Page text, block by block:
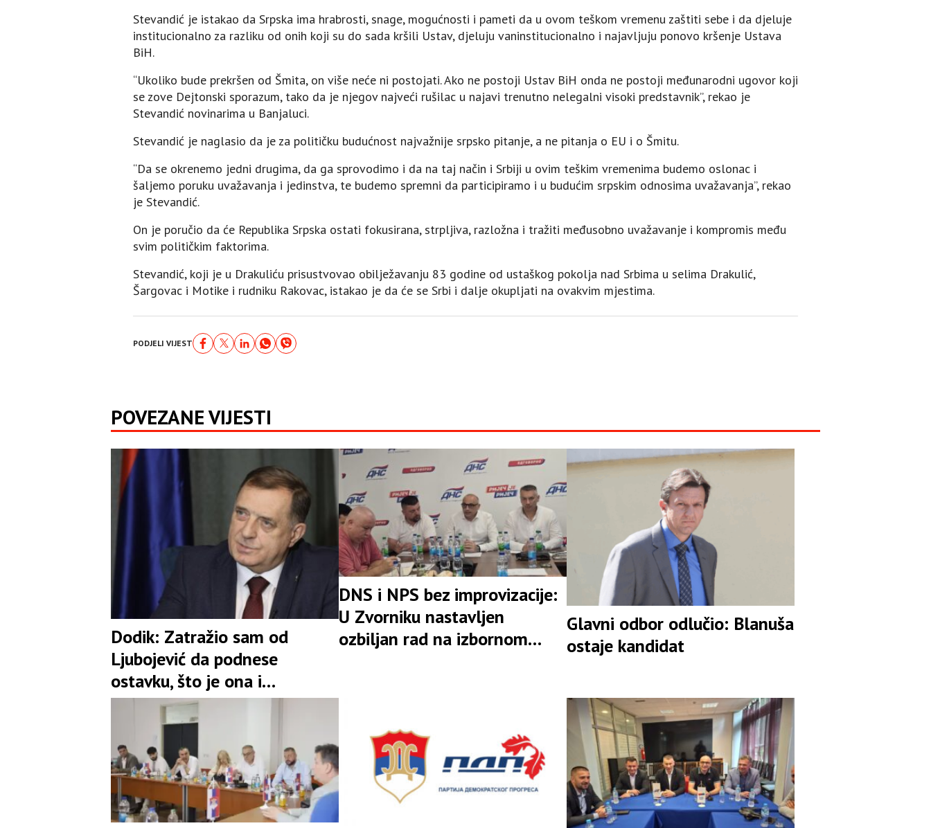
Stevandić je istakao da Srpska ima hrabrosti, snage, mogućnosti i pameti da u ovom teškom vremenu zaštiti sebe i da djeluje
institucionalno za razliku od onih koji su do sada kršili Ustav, djeluju vaninstitucionalno i najavljuju ponovo kršenje Ustava
BiH.
“Ukoliko bude prekršen od Šmita, on više neće ni postojati. Ako ne postoji Ustav BiH onda ne postoji međunarodni ugovor koji
se zove Dejtonski sporazum, tako da je njegov najveći rušilac u najavi trenutno nelegalni visoki predstavnik”, rekao je
Stevandić novinarima u Banjaluci.
Stevandić je naglasio da je za političku budućnost najvažnije srpsko pitanje, a ne pitanja o EU i o Šmitu.
“Da se okrenemo jedni drugima, da ga sprovodimo i da na taj način i Srbiji u ovim teškim vremenima budemo oslonac i
šaljemo poruku uvažavanja i jedinstva, te budemo spremni da participiramo i u budućim srpskim odnosima uvažavanja”, rekao
je Stevandić.
On je poručio da će Republika Srpska ostati fokusirana, strpljiva, razložna i tražiti međusobno uvažavanje i kompromis među
svim političkim faktorima.
Stevandić, koji je u Drakuliću prisustvovao obilježavanju 83 godine od ustaškog pokolja nad Srbima u selima Drakulić,
Šargovac i Motike i rudniku Rakovac, istakao je da će se Srbi i dalje okupljati na ovakvim mjestima.
PODJELI VIJEST
POVEZANE VIJESTI
Dodik: Zatražio sam od
Ljubojević da podnese
ostavku, što je ona i
prihvatila
DNS i NPS bez improvizacije:
U Zvorniku nastavljen
ozbiljan rad na izbornom
Glavni odbor odlučio: Blanuša
ostaje kandidat